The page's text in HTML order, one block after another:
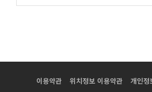
이용약관 위치정보 이용약관 개인정